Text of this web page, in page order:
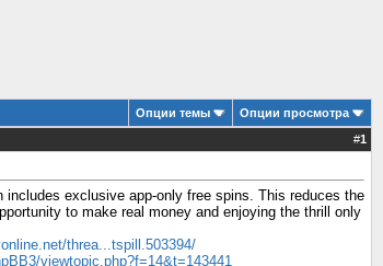
Опции темы
Опции просмотра
#1
exclusive app-only free spins. This reduces the
to make real money and enjoying the thrill only
threa...tspill.503394/
viewtopic.php?f=14&t=143441